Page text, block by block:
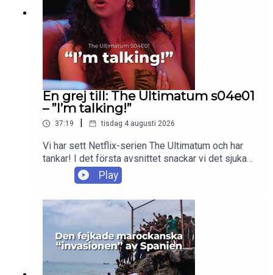
En grej till: The Ultimatum s04e01
– ”I’m talking!”
37:19 tisdag 4 augusti 2026
Vi har sett Netflix-serien The Ultimatum och har
tankar! I det första avsnittet snackar vi det sjuka i
att över huvud taget vara med i den här serien, par
som är för gamla och för unga, stenade Edris,
barnsliga Jebin och hans rassefamilj, oseriösa
Alex, hetsiga Hayley + mycket mer. Enjoy!
Play